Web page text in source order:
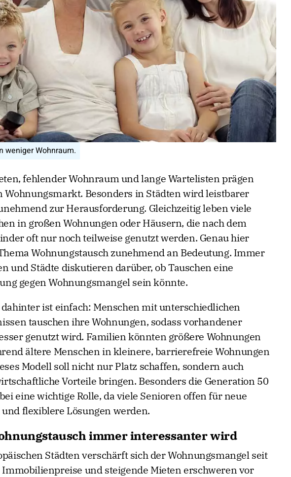
weniger Wohnraum.
fehlender Wohnraum und lange Wartelisten prägen
Wohnungsmarkt. Besonders in Städten wird leistbarer
zur Herausforderung. Gleichzeitig leben viele
in großen Wohnungen oder Häusern, die nach dem
oft nur noch teilweise genutzt werden. Genau hier
Wohnungstausch zunehmend an Bedeutung. Immer
und Städte diskutieren darüber, ob Tauschen eine
gegen Wohnungsmangel sein könnte.
dahinter ist einfach: Menschen mit unterschiedlichen
tauschen ihre Wohnungen, sodass vorhandener
genutzt wird. Familien könnten größere Wohnungen
ältere Menschen in kleinere, barrierefreie Wohnungen
Modell soll nicht nur Platz schaffen, sondern auch
Vorteile bringen. Besonders die Generation 50
eine wichtige Rolle, da viele Senioren offen für neue
flexiblere Lösungen werden.
immer interessanter wird
Städten verschärft sich der Wohnungsmangel seit
Immobilienpreise und steigende Mieten erschweren vor